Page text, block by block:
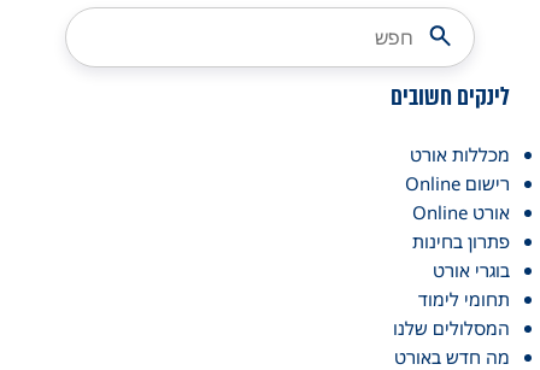
לינקים חשובים
מכללות אורט
רישום Online
אורט Online
פתרון בחינות
בוגרי אורט
תחומי לימוד
המסלולים שלנו
מה חדש באורט